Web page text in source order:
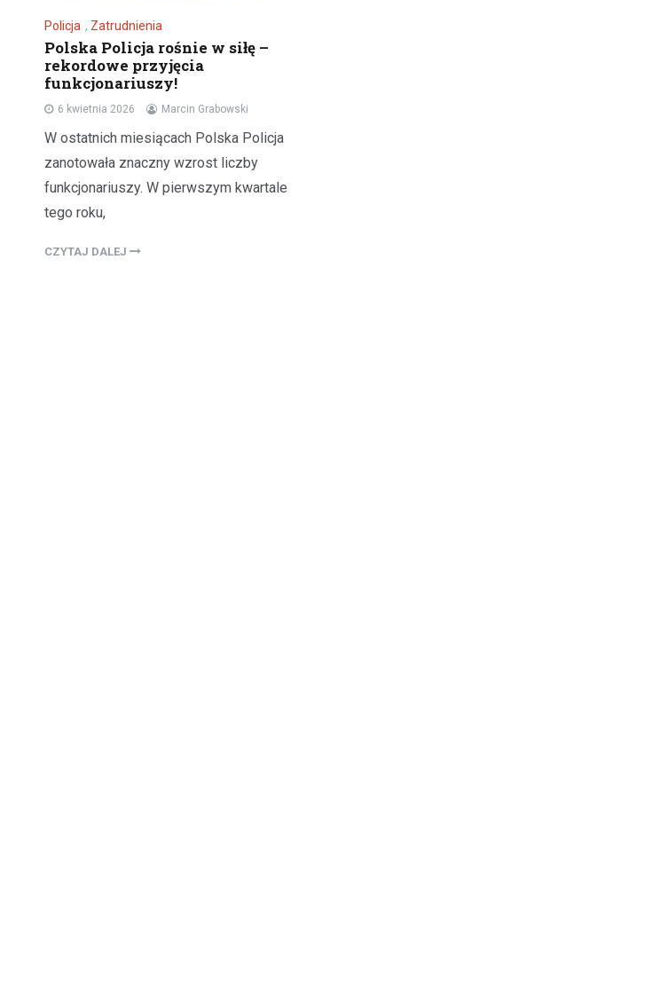
Policja , Zatrudnienia
Polska Policja rośnie w siłę –
rekordowe przyjęcia
funkcjonariuszy!
6 kwietnia 2026 Marcin Grabowski
W ostatnich miesiącach Polska Policja
zanotowała znaczny wzrost liczby
funkcjonariuszy. W pierwszym kwartale
tego roku,
CZYTAJ DALEJ